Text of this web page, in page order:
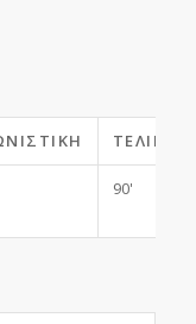
ΤΕΛΙΚΌ
90'